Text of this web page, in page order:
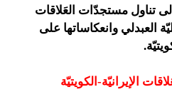
تناول مستجدّات العَلاقات
العبدلي وانعكاساتها على
الإيرانيّة-الكويتيّة